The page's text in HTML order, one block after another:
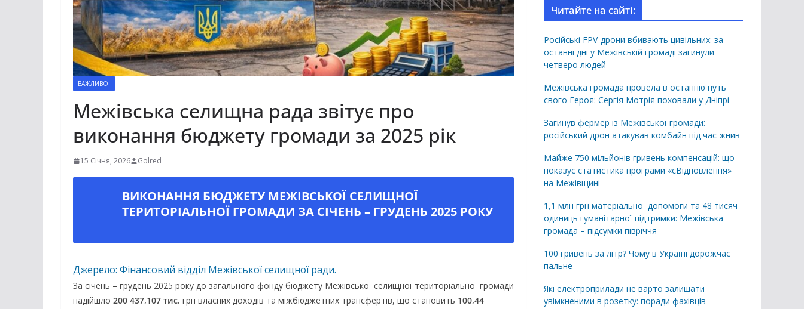
ВАЖЛИВО!
Межівська селищна рада звітує про
виконання бюджету громади за 2025 рік
15 Січня, 2026 Golred
ВИКОНАННЯ БЮДЖЕТУ МЕЖІВСЬКОЇ СЕЛИЩНОЇ
ТЕРИТОРІАЛЬНОЇ ГРОМАДИ ЗА СІЧЕНЬ – ГРУДЕНЬ 2025 РОКУ
Джерело: Фінансовий відділ Межівської селищної ради.
За січень – грудень 2025 року до загального фонду бюджету Межівської селищної територіальної громади
надійшло 200 437,107 тис. грн власних доходів та міжбюджетних трансфертів, що становить 100,44
Читайте на сайті:
Російські FPV-дрони вбивають цивільних: за
останні дні у Межівській громаді загинули
четверо людей
Межівська громада провела в останню путь
свого Героя: Сергія Мотрія поховали у Дніпрі
Загинув фермер із Межівської громади:
російський дрон атакував комбайн під час жнив
Майже 750 мільйонів гривень компенсацій: що
показує статистика програми «єВідновлення»
на Межівщині
1,1 млн грн матеріальної допомоги та 48 тисяч
одиниць гуманітарної підтримки: Межівська
громада – підсумки півріччя
100 гривень за літр? Чому в Україні дорожчає
пальне
Які електроприлади не варто залишати
увімкненими в розетку: поради фахівців